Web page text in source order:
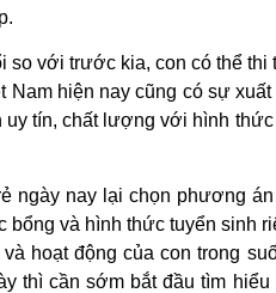
với trước kia, con có thể thi
hiện nay cũng có sự
tín, chất lượng với hình thức
ngày nay lại chọn phương
và hình thức tuyển sinh
hoạt động của con trong
thì cần sớm bắt đầu tìm hiểu